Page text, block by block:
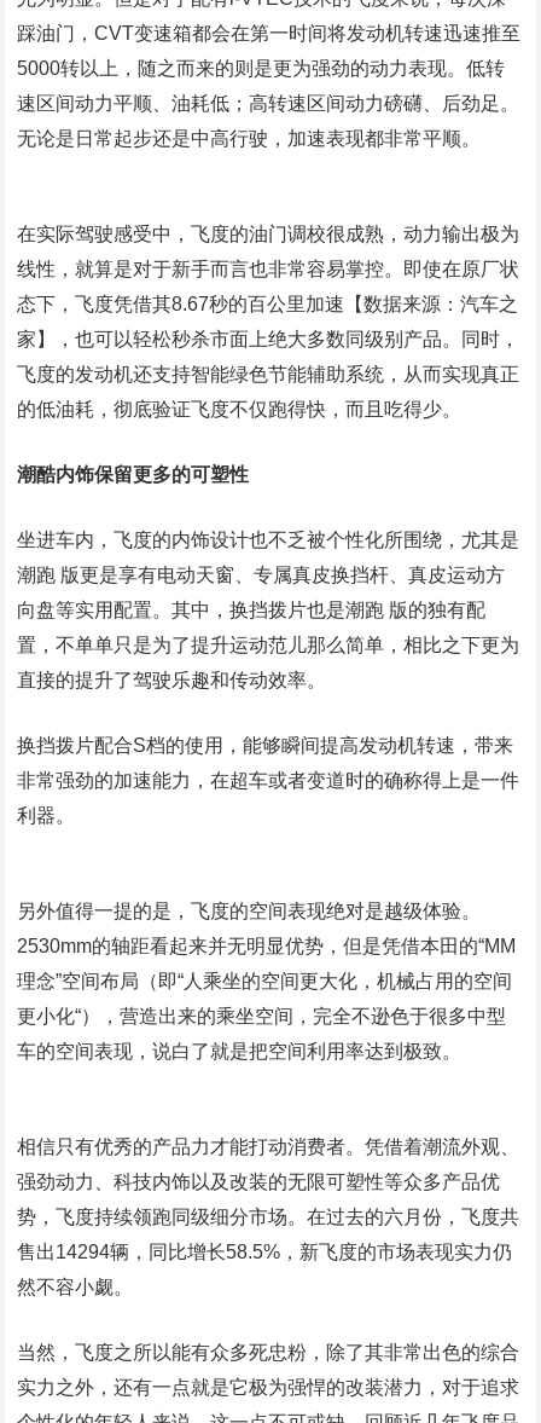
踩油门，CVT变速箱都会在第一时间将发动机转速迅速推至
5000转以上，随之而来的则是更为强劲的动力表现。低转
速区间动力平顺、油耗低；高转速区间动力磅礴、后劲足。
无论是日常起步还是中高行驶，加速表现都非常平顺。
在实际驾驶感受中，飞度的油门调校很成熟，动力输出极为
线性，就算是对于新手而言也非常容易掌控。即使在原厂状
态下，飞度凭借其8.67秒的百公里加速【数据来源：汽车之
家】，也可以轻松秒杀市面上绝大多数同级别产品。同时，
飞度的发动机还支持智能绿色节能辅助系统，从而实现真正
的低油耗，彻底验证飞度不仅跑得快，而且吃得少。
潮酷内饰保留更多的可塑性
坐进车内，飞度的内饰设计也不乏被个性化所围绕，尤其是
潮跑 版更是享有电动天窗、专属真皮换挡杆、真皮运动方
向盘等实用配置。其中，换挡拨片也是潮跑 版的独有配
置，不单单只是为了提升运动范儿那么简单，相比之下更为
直接的提升了驾驶乐趣和传动效率。
换挡拨片配合S档的使用，能够瞬间提高发动机转速，带来
非常强劲的加速能力，在超车或者变道时的确称得上是一件
利器。
另外值得一提的是，飞度的空间表现绝对是越级体验。
2530mm的轴距看起来并无明显优势，但是凭借本田的“MM
理念”空间布局（即“人乘坐的空间更大化，机械占用的空间
更小化“），营造出来的乘坐空间，完全不逊色于很多中型
车的空间表现，说白了就是把空间利用率达到极致。
相信只有优秀的产品力才能打动消费者。凭借着潮流外观、
强劲动力、科技内饰以及改装的无限可塑性等众多产品优
势，飞度持续领跑同级细分市场。在过去的六月份，飞度共
售出14294辆，同比增长58.5%，新飞度的市场表现实力仍
然不容小觑。
当然，飞度之所以能有众多死忠粉，除了其非常出色的综合
实力之外，还有一点就是它极为强悍的改装潜力，对于追求